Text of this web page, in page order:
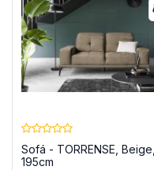
Sofá - TORRENSE, Beige,
195cm